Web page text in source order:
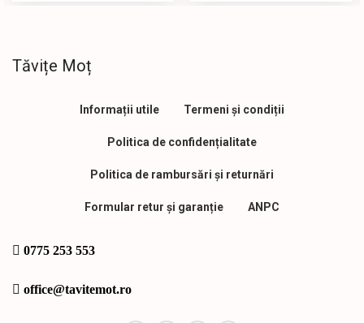
Tăvițe Moț
Informații utile Termeni și condiții
Politica de confidențialitate
Politica de rambursări și returnări
Formular retur și garanție ANPC
0775 253 553
office@tavitemot.ro